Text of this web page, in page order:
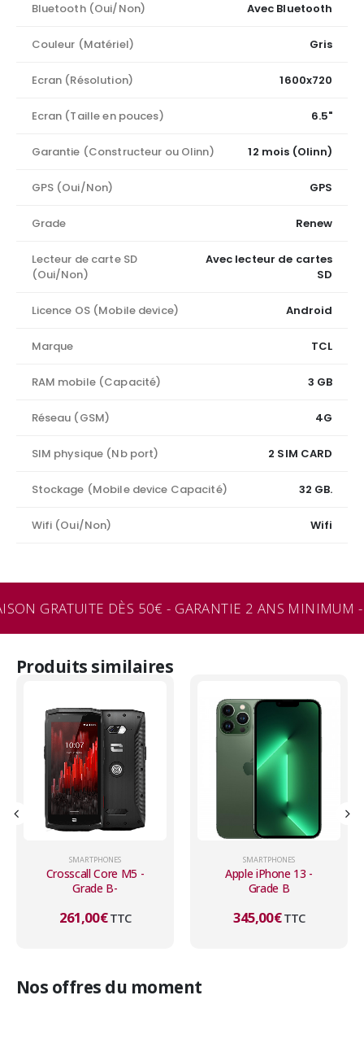
Bluetooth (Oui/Non) Avec Bluetooth
Couleur (Matériel) Gris
Ecran (Résolution) 1600x720
Ecran (Taille en pouces) 6.5"
Garantie (Constructeur ou Olinn) 12 mois (Olinn)
GPS (Oui/Non) GPS
Grade Renew
Lecteur de carte SD
(Oui/Non)
Avec lecteur de cartes
SD
Licence OS (Mobile device) Android
Marque TCL
RAM mobile (Capacité) 3 GB
Réseau (GSM) 4G
SIM physique (Nb port) 2 SIM CARD
Stockage (Mobile device Capacité) 32 GB.
Wifi (Oui/Non) Wifi
GRATUITE DÈS 50€ - GARANTIE 2 ANS MINIMUM
Produits similaires
SMARTPHONES
Apple iPhone 13 -
Grade B
345,00€TTC
SMARTPHONES
Apple iPhone 13 -
Grade B
345,00€TTC
Nos offres du moment